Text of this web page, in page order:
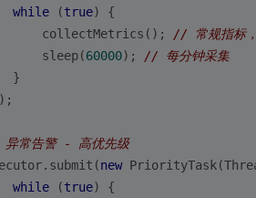
while (true) {
collectMetrics();
// 常规指标
sleep(
60000); // 每分钟采集
}
常告警 - 高优先级
new
while (true) {